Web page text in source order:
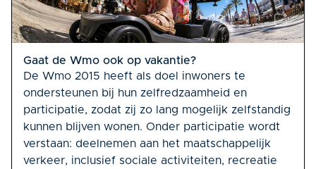
Gaat de Wmo ook op vakantie?
De Wmo 2015 heeft als doel inwoners te
ondersteunen bij hun zelfredzaamheid en
participatie, zodat zij zo lang mogelijk zelfstandig
kunnen blijven wonen. Onder participatie wordt
verstaan: deelnemen aan het maatschappelijk
verkeer, inclusief sociale activiteiten, recreatie